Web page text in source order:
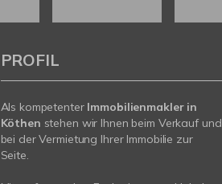
PROFIL
Als kompetenter Immobilienmakler in
Köthen stehen wir Ihnen beim Verkauf und
bei der Vermietung Ihrer Immobilie zur
Seite.